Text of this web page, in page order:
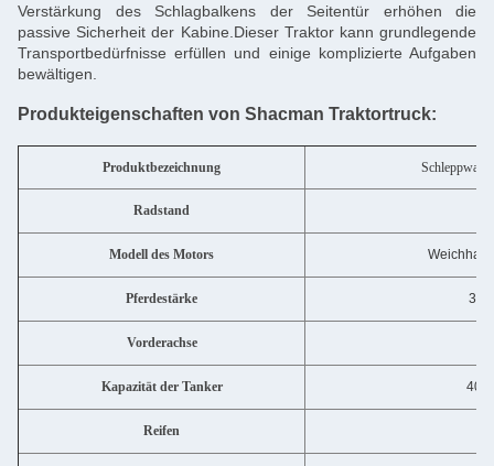
Verstärkung des Schlagbalkens der Seitentür erhöhen die
passive Sicherheit der Kabine.Dieser Traktor kann grundlegende
Transportbedürfnisse erfüllen und einige komplizierte Aufgaben
bewältigen.
Produkteigenschaften von Shacman Traktortruck:
Produktbezeichnung
Radstand
Modell des Motors Weichhai
Pferdestärke
Vorderachse
Kapazität der Tanker 400
Reifen